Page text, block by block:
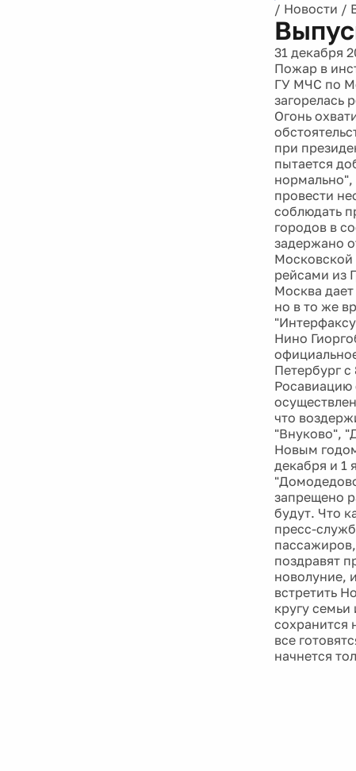
/ Новости /
31 декабря
Пожар в
ГУ МЧС по
загорелась
Огонь
при
пытается
провести
соблюдать
городов в
задержано
Московской
рейсами из
Москва
но в то же
Нино
Петербург
Росавиацию
что
"Внуково",
Новым
декабря и 1
запрещено
будут. Что
пресс-
поздравят
новолуние,
встретить
кругу
сохранится
все
начнется